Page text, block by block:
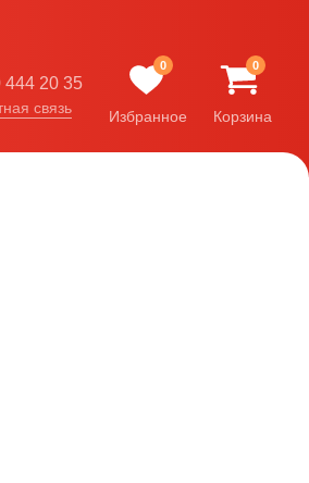
444 20 35
связь
0
Избранное
0
Корзина